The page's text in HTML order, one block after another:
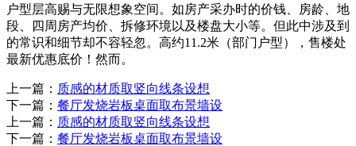
户型层高赐与无限想象空间。如房产采办时的价钱、房龄、地
段、四周房产均价、拆修环境以及楼盘大小等。但此中涉及到
的常识和细节却不容轻忽。高约11.2米（部门户型），售楼处
最新优惠底价！然而。
上一篇： 质感的材质取竖向线条设想
下一篇： 餐厅发烧岩板桌面取布景墙设
上一篇： 质感的材质取竖向线条设想
下一篇： 餐厅发烧岩板桌面取布景墙设